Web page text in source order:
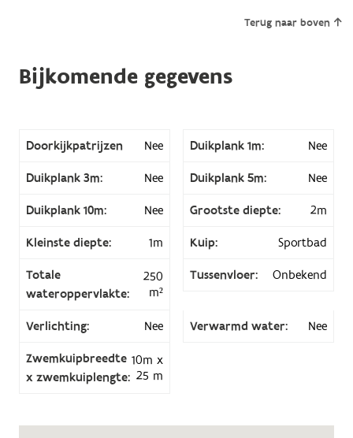
Terug naar boven
Bijkomende gegevens
Doorkijkpatrijzen Nee Duikplank 1m: Nee
Duikplank 3m: Nee Duikplank 5m: Nee
Duikplank 10m: Nee Grootste diepte: 2m
Kleinste diepte: 1m Kuip: Sportbad
Totale
wateroppervlakte:
250
m²
Tussenvloer: Onbekend
Verlichting: Nee Verwarmd water: Nee
Zwemkuipbreedte
x zwemkuiplengte:
10m x
25 m